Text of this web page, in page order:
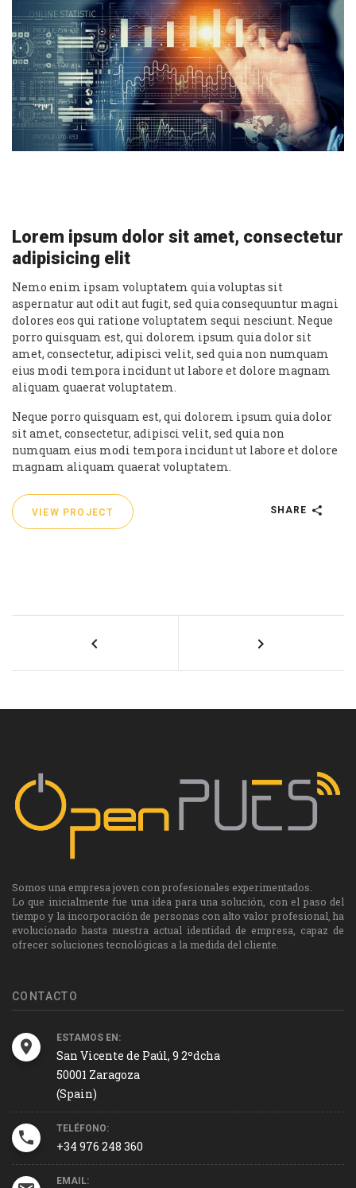
Lorem ipsum dolor sit amet, consectetur
adipisicing elit
Nemo enim ipsam voluptatem quia voluptas sit
aspernatur aut odit aut fugit, sed quia consequuntur magni
dolores eos qui ratione voluptatem sequi nesciunt. Neque
porro quisquam est, qui dolorem ipsum quia dolor sit
amet, consectetur, adipisci velit, sed quia non numquam
eius modi tempora incidunt ut labore et dolore magnam
aliquam quaerat voluptatem.
Neque porro quisquam est, qui dolorem ipsum quia dolor
sit amet, consectetur, adipisci velit, sed quia non
numquam eius modi tempora incidunt ut labore et dolore
magnam aliquam quaerat voluptatem.
VIEW PROJECT SHARE
Somos una empresa joven con profesionales experimentados.
Lo que inicialmente fue una idea para una solución, con el paso del
tiempo y la incorporación de personas con alto valor profesional, ha
evolucionado hasta nuestra actual identidad de empresa, capaz de
ofrecer soluciones tecnológicas a la medida del cliente.
CONTACTO
ESTAMOS EN:
San Vicente de Paúl, 9 2ºdcha
50001 Zaragoza
(Spain)
TELÉFONO:
+34 976 248 360
EMAIL: